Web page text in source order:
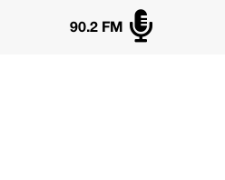

90.2 FM